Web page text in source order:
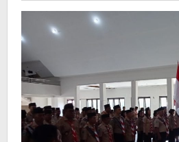
Generasi
Berdaya
Saing